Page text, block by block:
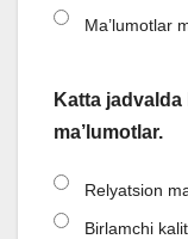
Ma’lumotlar
Katta
ma’lumotlar.
Relyatsion
Birlamchi